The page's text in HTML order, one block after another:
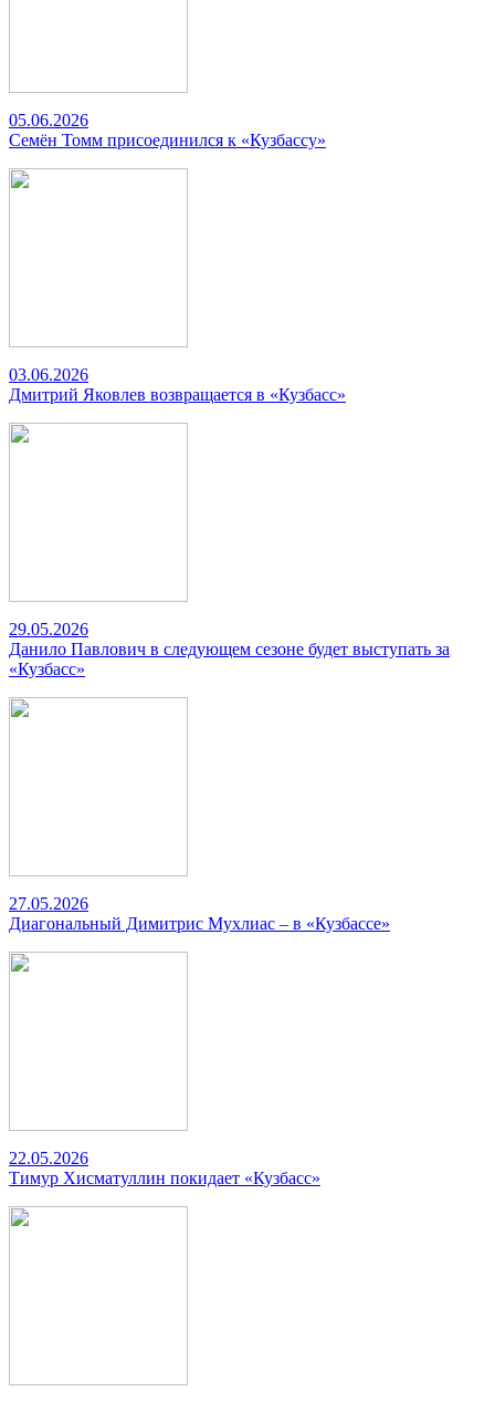
05.06.2026
Семён Томм присоединился к «Кузбассу»
03.06.2026
Дмитрий Яковлев возвращается в «Кузбасс»
29.05.2026
Данило Павлович в следующем сезоне будет выступать за
«Кузбасс»
27.05.2026
Диагональный Димитрис Мухлиас – в «Кузбассе»
22.05.2026
Тимур Хисматуллин покидает «Кузбасс»